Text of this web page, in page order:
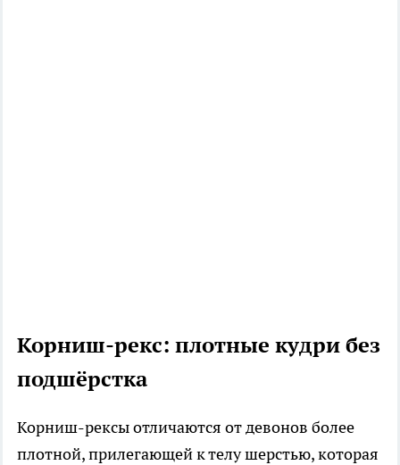
Корниш-рекс: плотные кудри без
подшёрстка
Корниш-рексы отличаются от девонов более
плотной, прилегающей к телу шерстью, которая